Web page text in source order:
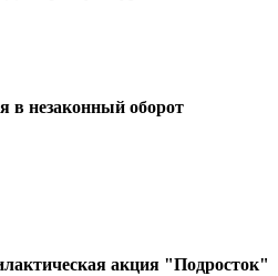
в незаконный оборот
акция "Подросток"